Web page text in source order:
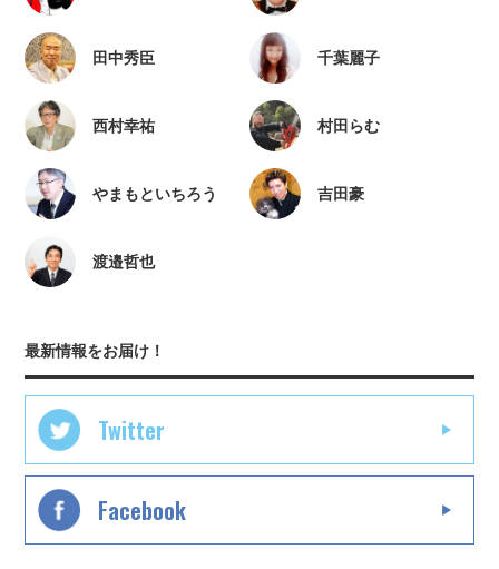
田中秀臣 千葉麗子
西村幸祐 村田らむ
やまもといちろう 吉田豪
渡邉哲也
最新情報をお届け！
Twitter
Facebook